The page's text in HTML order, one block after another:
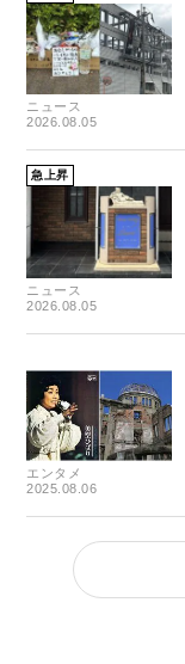
ニュース
2026.08.05
急上昇
ニュース
2026.08.05
エンタメ
2025.08.06